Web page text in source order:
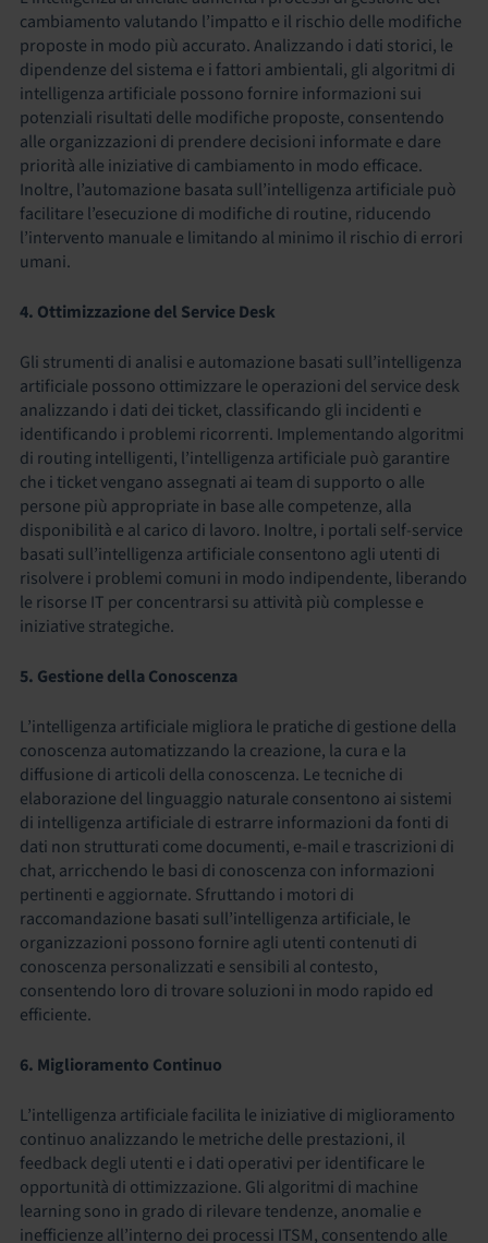
cambiamento valutando l’impatto e il rischio delle modifiche
proposte in modo più accurato. Analizzando i dati storici, le
dipendenze del sistema e i fattori ambientali, gli algoritmi di
intelligenza artificiale possono fornire informazioni sui
potenziali risultati delle modifiche proposte, consentendo
alle organizzazioni di prendere decisioni informate e dare
priorità alle iniziative di cambiamento in modo efficace.
Inoltre, l’automazione basata sull’intelligenza artificiale può
facilitare l’esecuzione di modifiche di routine, riducendo
l’intervento manuale e limitando al minimo il rischio di errori
umani.
4. Ottimizzazione del Service Desk
Gli strumenti di analisi e automazione basati sull’intelligenza
artificiale possono ottimizzare le operazioni del service desk
analizzando i dati dei ticket, classificando gli incidenti e
identificando i problemi ricorrenti. Implementando algoritmi
di routing intelligenti, l’intelligenza artificiale può garantire
che i ticket vengano assegnati ai team di supporto o alle
persone più appropriate in base alle competenze, alla
disponibilità e al carico di lavoro. Inoltre, i portali self-service
basati sull’intelligenza artificiale consentono agli utenti di
risolvere i problemi comuni in modo indipendente, liberando
le risorse IT per concentrarsi su attività più complesse e
iniziative strategiche.
5. Gestione della Conoscenza
L’intelligenza artificiale migliora le pratiche di gestione della
conoscenza automatizzando la creazione, la cura e la
diffusione di articoli della conoscenza. Le tecniche di
elaborazione del linguaggio naturale consentono ai sistemi
di intelligenza artificiale di estrarre informazioni da fonti di
dati non strutturati come documenti, e-mail e trascrizioni di
chat, arricchendo le basi di conoscenza con informazioni
pertinenti e aggiornate. Sfruttando i motori di
raccomandazione basati sull’intelligenza artificiale, le
organizzazioni possono fornire agli utenti contenuti di
conoscenza personalizzati e sensibili al contesto,
consentendo loro di trovare soluzioni in modo rapido ed
efficiente.
6. Miglioramento Continuo
L’intelligenza artificiale facilita le iniziative di miglioramento
continuo analizzando le metriche delle prestazioni, il
feedback degli utenti e i dati operativi per identificare le
opportunità di ottimizzazione. Gli algoritmi di machine
learning sono in grado di rilevare tendenze, anomalie e
inefficienze all’interno dei processi ITSM, consentendo alle